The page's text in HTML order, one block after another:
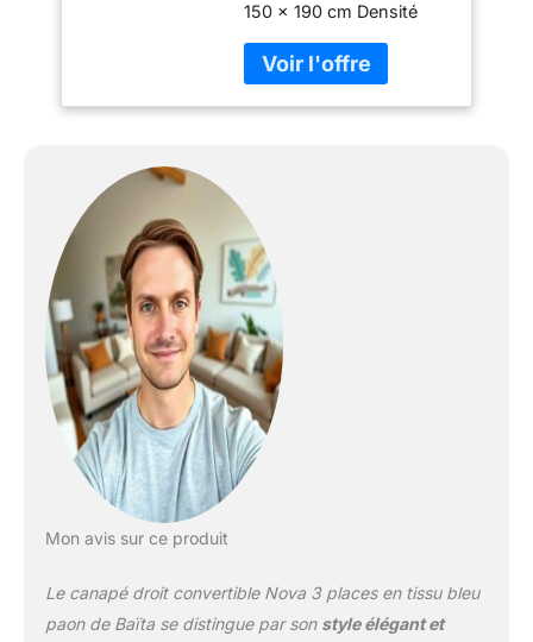
150 x 190 cm Densité
Mon avis sur ce produit
Le canapé droit convertible Nova 3 places en tissu bleu
paon de Baïta se distingue par son style élégant et